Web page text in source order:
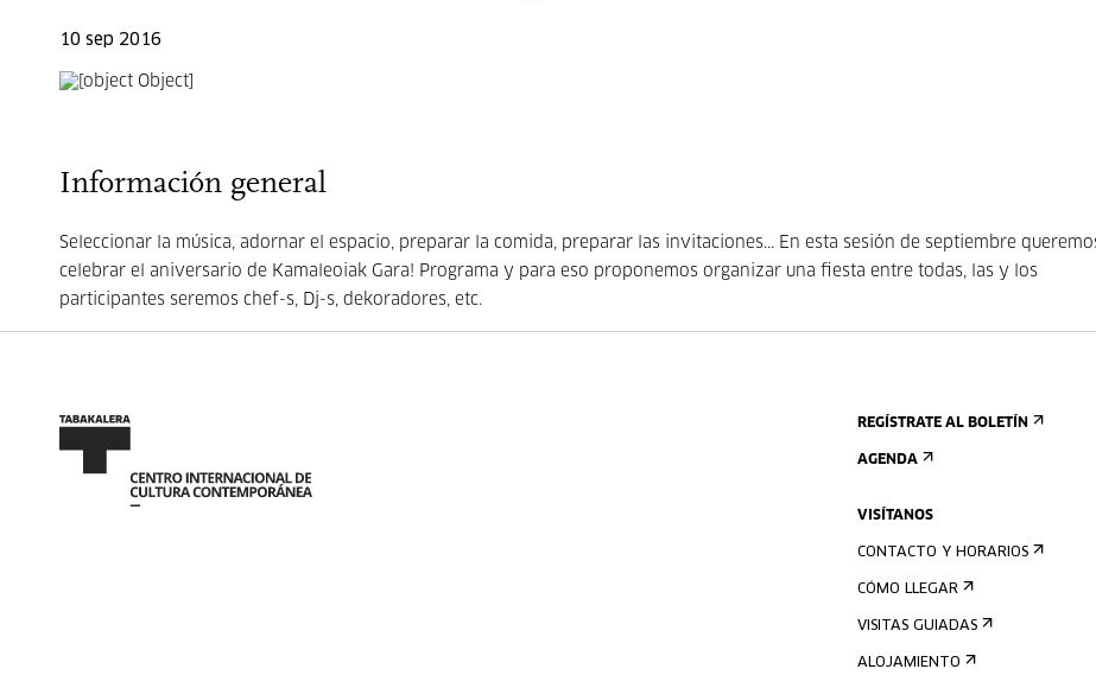
10 sep 2016
Información general
Seleccionar la música, adornar el espacio, preparar la comida, preparar las invitaciones... En esta sesión de septiembre
celebrar el aniversario de Kamaleoiak Gara! Programa y para eso proponemos organizar una fiesta entre todas, las y los
participantes seremos chef-s, Dj-s, dekoradores, etc.
REGÍSTRATE AL BOLETÍN
AGENDA
VISÍTANOS
CONTACTO Y HORARIOS
CÓMO LLEGAR
VISITAS GUIADAS
ALOJAMIENTO